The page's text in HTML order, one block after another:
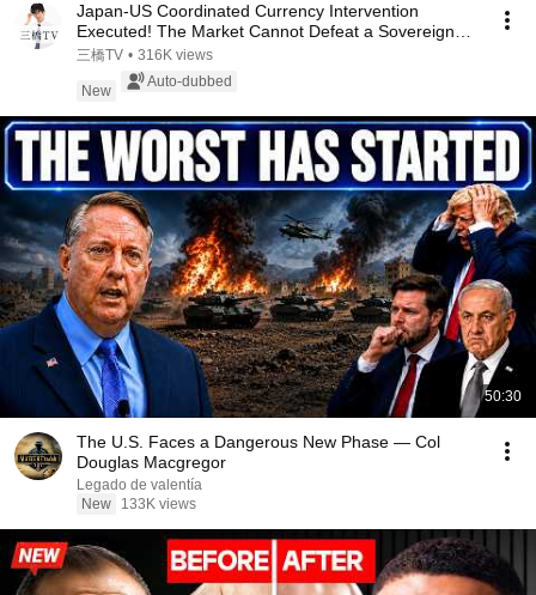
Japan-US Coordinated Currency Intervention
Executed! The Market Cannot Defeat a Sovereign
Currenc...
三橋TV • 316K views
New
Auto-dubbed
50:30
The U.S. Faces a Dangerous New Phase — Col
Douglas Macgregor
Legado de valentía
New
133K views